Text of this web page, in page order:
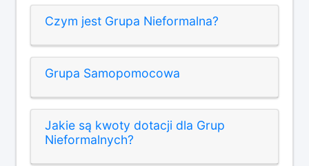
Czym jest Grupa Nieformalna?
Grupa Samopomocowa
Jakie są kwoty dotacji dla Grup
Nieformalnych?